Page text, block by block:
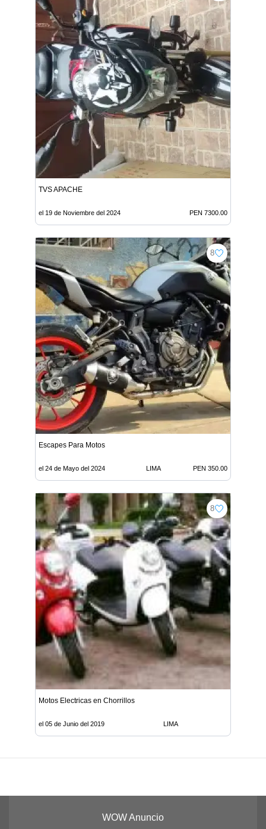
TVS APACHE
el 19 de Noviembre del 2024 PEN 7300.00
8
Escapes Para Motos
el 24 de Mayo del 2024 LIMA PEN 350.00
8
Motos Electricas en Chorrillos
el 05 de Junio del 2019 LIMA
WOW Anuncio